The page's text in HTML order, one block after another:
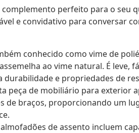
perfeito para o seu
e convidativo para conversar
conhecido como vime de
ao vime natural. É leve,
durabilidade e propriedades de
peça de mobiliário para exterior
de braços, proporcionando um
de assento incluem